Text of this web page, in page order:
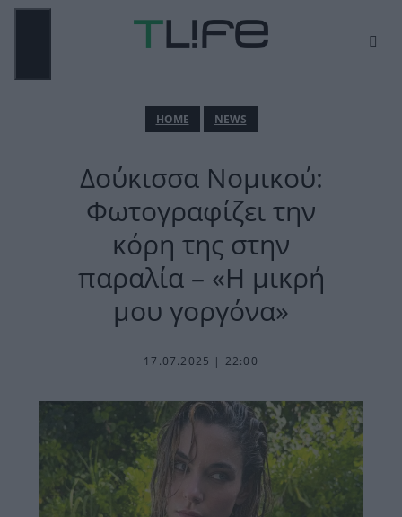
Μετάβαση
ΗΟΜΕ NEWS
Δούκισσα Νομικού:
Φωτογραφίζει την
κόρη της στην
παραλία – «Η μικρή
μου γοργόνα»
17.07.2025 | 22:00